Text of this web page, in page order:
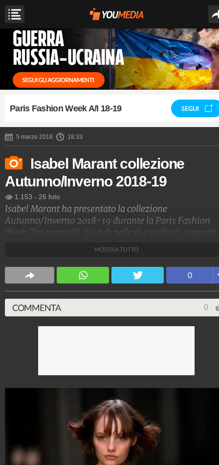
Paris Fashion Week A/I 18-19 SEGUI
5 marzo 2018 18:33
Isabel Marant collezione
Autunno/Inverno 2018-19
1.153 - 26 foto
Isabel Marant ha presentato la collezione
Autunno/Inverno 2018-19 durante la Paris Fashion
Week. Tra mantelli, gilet di pelle di cavallino, cappotti
vera e propria cowgirl.
1.515.283.453-1.957 video-138.077 foto
MOSTRA TUTTO
0
COMMENTA 0